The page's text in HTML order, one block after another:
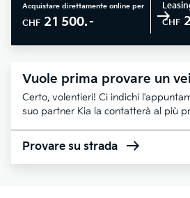
Acquistare direttamente online per
CHF 21 500.–
CHF
Vuole prima provare un
Certo, volentieri! Ci indichi
suo partner Kia la contatterà al più
Provare su strada